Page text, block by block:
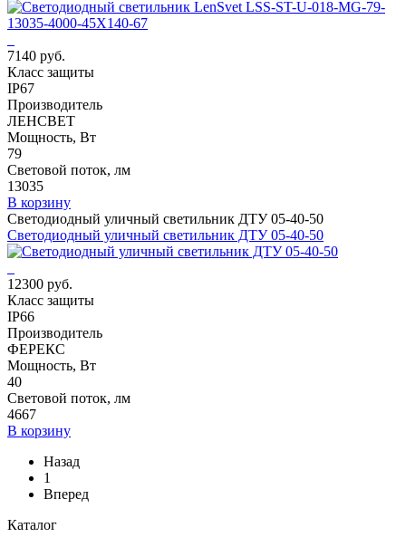
7140 руб.
Класс защиты
IP67
Производитель
ЛЕНСВЕТ
Мощность, Вт
79
Световой поток, лм
13035
В корзину
Светодиодный уличный светильник ДТУ 05-40-50
Светодиодный уличный светильник ДТУ 05-40-50
12300 руб.
Класс защиты
IP66
Производитель
ФЕРЕКС
Мощность, Вт
40
Световой поток, лм
4667
В корзину
Назад
1
Вперед
Каталог